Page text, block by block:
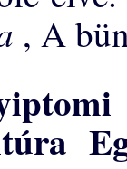
, A